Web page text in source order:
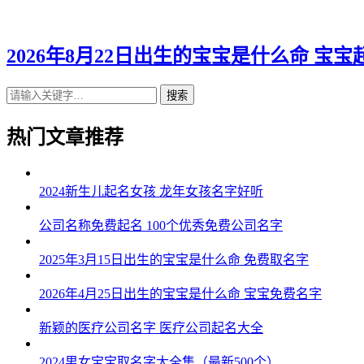
2026年8月22日出生的宝宝是什么命 宝宝
搜索
热门文章推荐
2024新生儿起名女孩 龙年女孩名字好听
公司名称免费起名 100个优秀免费公司名字
2025年3月15日出生的宝宝是什么命 免费取名字
2026年4月25日出生的宝宝是什么命 宝宝免费名字
新颖的医疗公司名字 医疗公司起名大全